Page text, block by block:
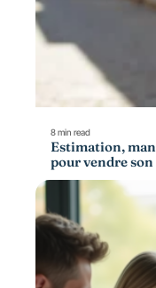
8 min read
Estimation,
pour vendre